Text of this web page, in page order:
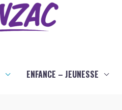
ENFANCE – JEUNESSE